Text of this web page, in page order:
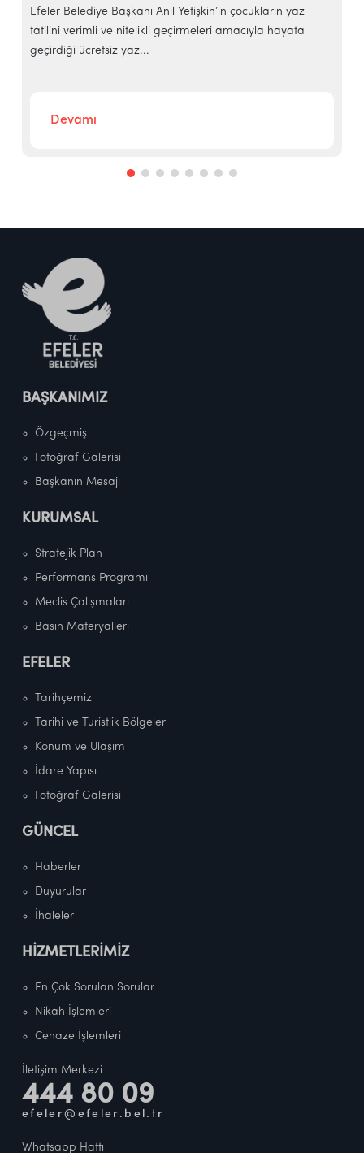
Efeler Belediye Başkanı Anıl Yetişkin’in çocukların yaz
tatilini verimli ve nitelikli geçirmeleri amacıyla hayata
geçirdiği ücretsiz yaz...
Devamı
BAŞKANIMIZ
Özgeçmiş
Fotoğraf Galerisi
Başkanın Mesajı
KURUMSAL
Stratejik Plan
Performans Programı
Meclis Çalışmaları
Basın Materyalleri
EFELER
Tarihçemiz
Tarihi ve Turistlik Bölgeler
Konum ve Ulaşım
İdare Yapısı
Fotoğraf Galerisi
GÜNCEL
Haberler
Duyurular
İhaleler
HİZMETLERİMİZ
En Çok Sorulan Sorular
Nikah İşlemleri
Cenaze İşlemleri
İletişim Merkezi
444 80 09
efeler@efeler.bel.tr
Whatsapp Hattı